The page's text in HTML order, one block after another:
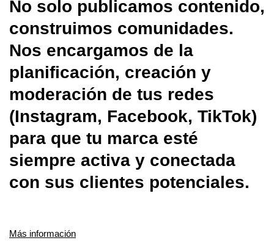
No solo publicamos contenido,
construimos comunidades.
Nos encargamos de la
planificación, creación y
moderación de tus redes
(Instagram, Facebook, TikTok)
para que tu marca esté
siempre activa y conectada
con sus clientes potenciales.
Más información